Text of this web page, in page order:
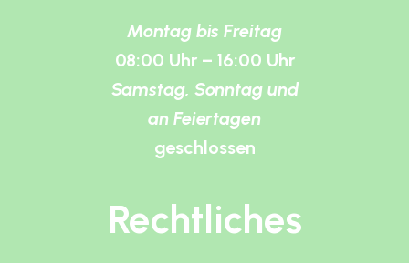
Montag bis Freitag
08:00 Uhr – 16:00 Uhr
Samstag, Sonntag und
an Feiertagen
geschlossen
Rechtliches